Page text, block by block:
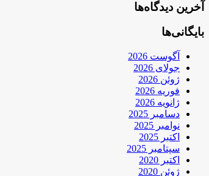
آخرین دیدگاه‌ها
بایگانی‌ها
آگوست 2026
جولای 2026
ژوئن 2026
فوریه 2026
ژانویه 2026
دسامبر 2025
نوامبر 2025
اکتبر 2025
سپتامبر 2025
اکتبر 2020
ژوئن 2020